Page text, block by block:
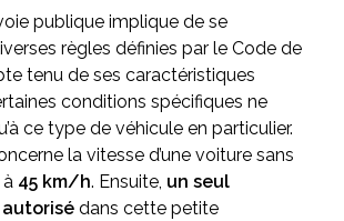
publique implique de se
règles définies par le Code de
tenu de ses caractéristiques
conditions spécifiques ne
ce type de véhicule en particulier.
la vitesse d’une voiture sans
45 km/h. Ensuite, un seul
dans cette petite